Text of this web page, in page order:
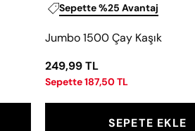
Sepette %25 Avantaj
Jumbo 1500 Çay Kaşık
249,99 TL
Sepette 187,50 TL
SEPETE EKLE